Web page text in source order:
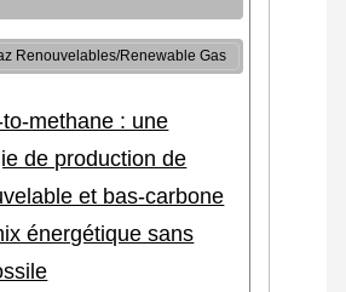
Renouvelables/Renewable Gas
methane : une
de production de
et bas-carbone
énergétique sans